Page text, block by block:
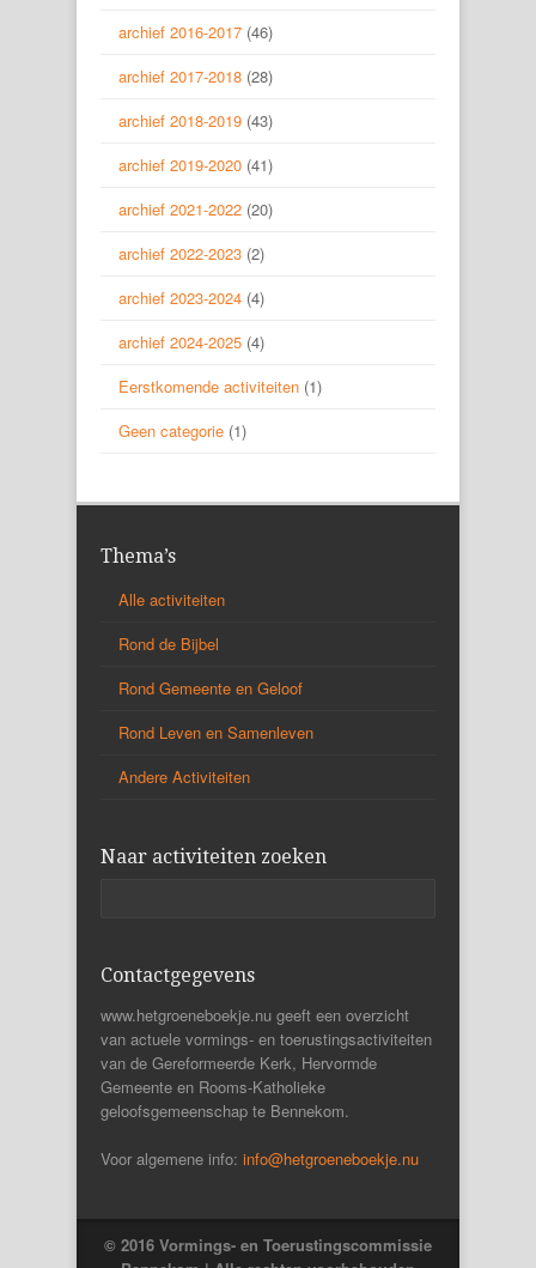
archief 2016-2017 (46)
archief 2017-2018 (28)
archief 2018-2019 (43)
archief 2019-2020 (41)
archief 2021-2022 (20)
archief 2022-2023 (2)
archief 2023-2024 (4)
archief 2024-2025 (4)
Eerstkomende activiteiten (1)
Geen categorie (1)
Thema’s
Alle activiteiten
Rond de Bijbel
Rond Gemeente en Geloof
Rond Leven en Samenleven
Andere Activiteiten
Naar activiteiten zoeken
Contactgegevens
www.hetgroeneboekje.nu geeft een overzicht
van actuele vormings- en toerustingsactiviteiten
van de Gereformeerde Kerk, Hervormde
Gemeente en Rooms-Katholieke
geloofsgemeenschap te Bennekom.
Voor algemene info: info@hetgroeneboekje.nu
© 2016 Vormings- en Toerustingscommissie